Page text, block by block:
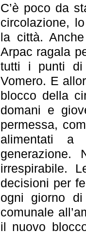
C’è poco da
circolazione,
la città.
Arpac ragala
tutti i punti di
Vomero. E
blocco della
domani e
permessa,
alimentati
generazione.
irrespirabile.
decisioni per
ogni giorno di
comunale
il nuovo